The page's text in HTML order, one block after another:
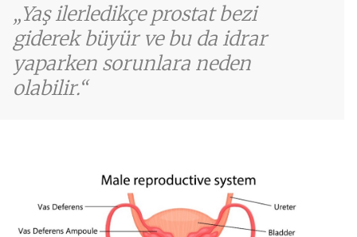
Yaş ilerledikçe prostat bezi
giderek büyür ve bu da idrar
yaparken sorunlara neden
olabilir.